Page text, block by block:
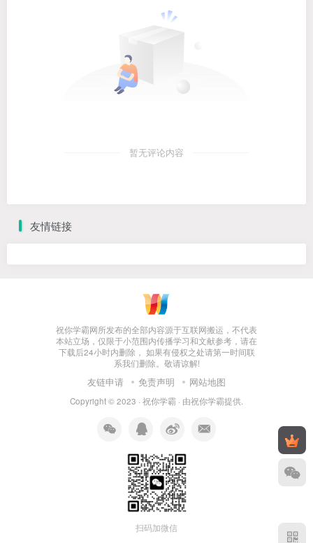
暂无评论内容
友情链接
祝你学霸网所发布的全部内容源于互联网搬运，不代表
本站立场，仅限于小范围内传播学习和文献参考，请在
下载后24小时内删除， 如果有侵权之处请第一时间联
系我们删除。敬请谅解!
友链申请 免责声明 网站地图
Copyright © 2023 · 祝你学霸 · 由祝你学霸提供.
扫码加微信